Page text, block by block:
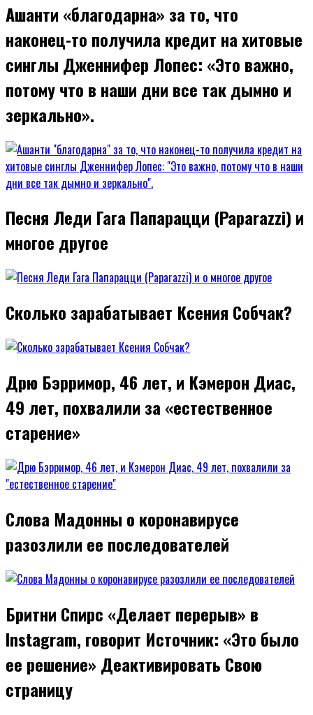
Ашанти «благодарна» за то, что
наконец-то получила кредит на хитовые
синглы Дженнифер Лопес: «Это важно,
потому что в наши дни все так дымно и
зеркально».
Песня Леди Гага Папарацци (Paparazzi) и
многое другое
Сколько зарабатывает Ксения Собчак?
Дрю Бэрримор, 46 лет, и Кэмерон Диас,
49 лет, похвалили за «естественное
старение»
Слова Мадонны о коронавирусе
разозлили ее последователей
Бритни Спирс «Делает перерыв» в
Instagram, говорит Источник: «Это было
ее решение» Деактивировать Свою
страницу